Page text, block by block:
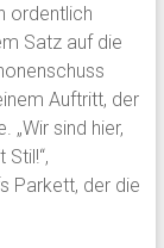
ordentlich
Satz auf die
Auftritt, der
„Wir sind hier,
Parkett, der die